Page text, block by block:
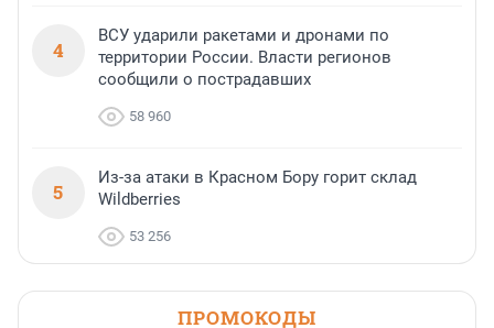
4
ВСУ ударили ракетами и дронами по
территории России. Власти регионов
сообщили о пострадавших
58 960
5
Из-за атаки в Красном Бору горит склад
Wildberries
53 256
ПРОМОКОДЫ